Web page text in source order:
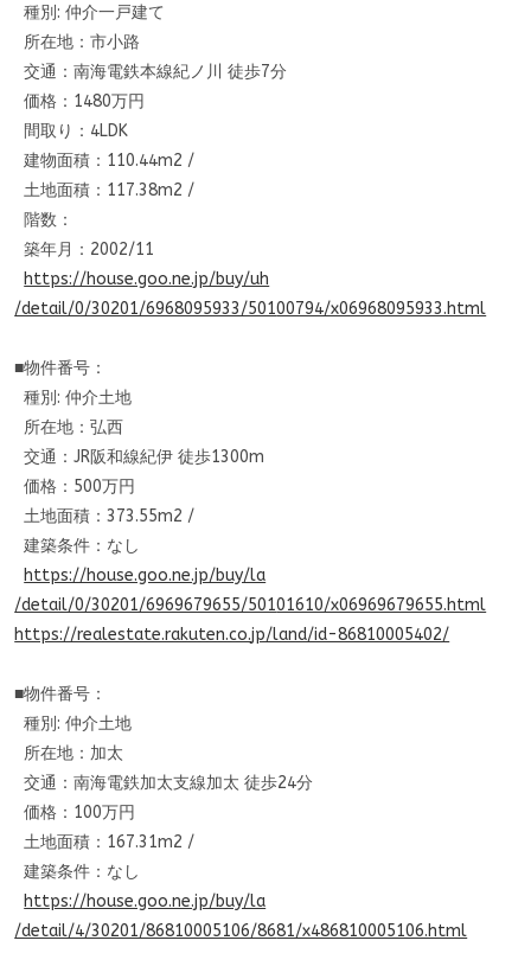
種別: 仲介一戸建て
所在地：市小路
交通：南海電鉄本線紀ノ川 徒歩7分
価格：1480万円
間取り：4LDK
建物面積：110.44m2 /
土地面積：117.38m2 /
階数：
築年月：2002/11
https://house.goo.ne.jp/buy/uh
/detail/0/30201/6968095933/50100794/x06968095933.html
■物件番号：
種別: 仲介土地
所在地：弘西
交通：JR阪和線紀伊 徒歩1300m
価格：500万円
土地面積：373.55m2 /
建築条件：なし
https://house.goo.ne.jp/buy/la
/detail/0/30201/6969679655/50101610/x06969679655.html
https://realestate.rakuten.co.jp/land/id-86810005402/
■物件番号：
種別: 仲介土地
所在地：加太
交通：南海電鉄加太支線加太 徒歩24分
価格：100万円
土地面積：167.31m2 /
建築条件：なし
https://house.goo.ne.jp/buy/la
/detail/4/30201/86810005106/8681/x486810005106.html